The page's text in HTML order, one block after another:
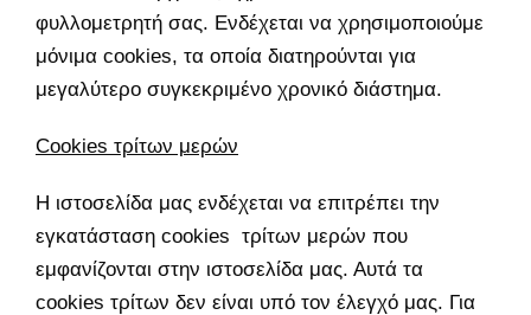
φυλλομετρητή σας. Ενδέχεται να χρησιμοποιούμε
μόνιμα cookies, τα οποία διατηρούνται για
μεγαλύτερο συγκεκριμένο χρονικό διάστημα.
Cookies τρίτων μερών
Η ιστοσελίδα μας ενδέχεται να επιτρέπει την
εγκατάσταση cookies τρίτων μερών που
εμφανίζονται στην ιστοσελίδα μας. Αυτά τα
cookies τρίτων δεν είναι υπό τον έλεγχό μας. Για